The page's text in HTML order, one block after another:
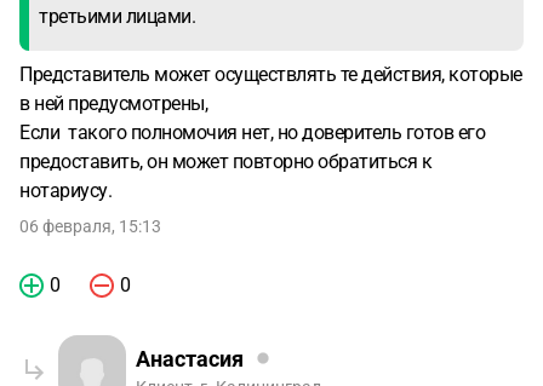
третьими лицами.
Представитель может осуществлять те действия, которые
в ней предусмотрены,
Если такого полномочия нет, но доверитель готов его
предоставить, он может повторно обратиться к
нотариусу.
06 февраля, 15:13
0 0
Анастасия